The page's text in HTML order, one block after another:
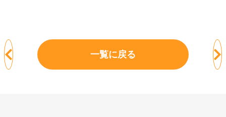
一覧に戻る